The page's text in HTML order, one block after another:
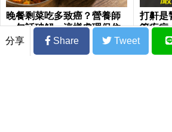
晚餐剩菜吃多致癌？營養師
一句話破解：這樣處理保住
營養兼甩肉
打鼾是
管疾病
分享 Share Tweet